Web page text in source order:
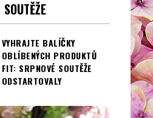
SOUTĚŽE
VYHRAJTE BALÍČKY
OBLÍBENÝCH PRODUKTŮ
FIT: SRPNOVÉ SOUTĚŽE
ODSTARTOVALY